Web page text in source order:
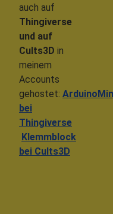
auch auf
Thingiverse
und auf
Cults3D in
meinem
Accounts
gehostet:
bei
Thingiverse
Klemmblock
bei Cults3D